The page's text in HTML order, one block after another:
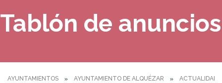
Tablón de anuncios
AYUNTAMIENTOS AYUNTAMIENTO DE ALQUÉZAR ACTUALIDAD